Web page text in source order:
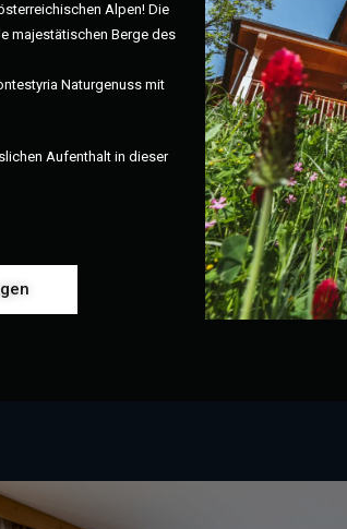
Alpen! Die
majestätischen Berge des
Naturgenuss mit
Aufenthalt in dieser